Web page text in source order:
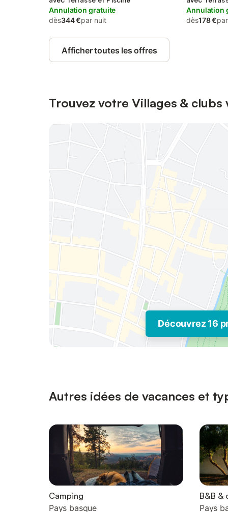
Annulation gratuite
dès344 €par nuit
Annulation
dès178 €
Afficher toutes les offres
Trouvez votre Villages & clubs
Découvrez 16
Autres idées de vacances et
Camping
Pays basque
B&B &
Pays